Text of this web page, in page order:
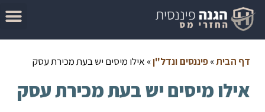
דף הבית»פיננסים ונדל"ן» אילו מיסים יש בעת מכירת עסק
אילו מיסים יש בעת מכירת עסק